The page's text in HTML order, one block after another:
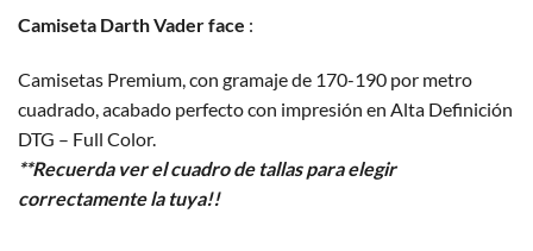
Camiseta Darth Vader face :
Camisetas Premium, con gramaje de 170-190 por metro
cuadrado, acabado perfecto con impresión en Alta Definición
DTG – Full Color.
**Recuerda ver el cuadro de tallas para elegir
correctamente la tuya!!